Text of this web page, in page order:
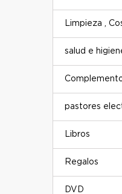
Limpieza ,
salud e
pastores
Libros
Regalos
DVD